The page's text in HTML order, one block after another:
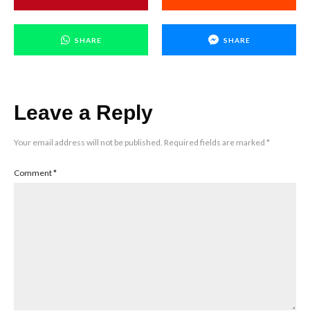
SHARE SHARE
Leave a Reply
Your email address will not be published. Required fields are marked *
Comment*